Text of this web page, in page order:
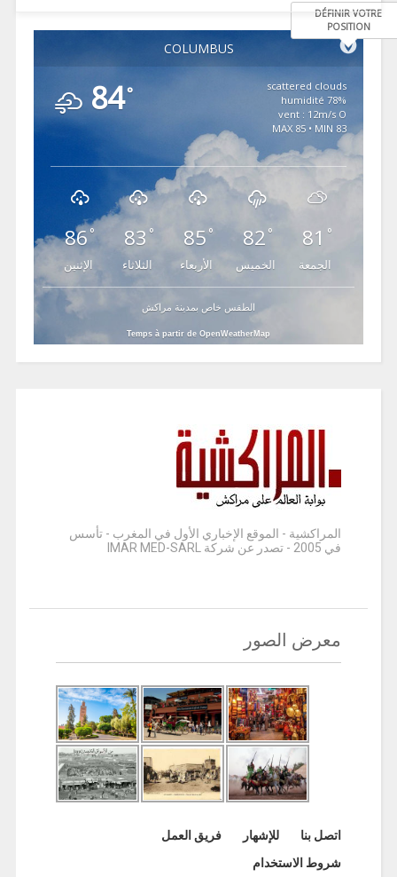
COLUMBUS
DÉFINIR VOTRE
POSITION
84°
scattered clouds
78% humidité
vent : 12m/s O
MAX 85 • MIN 83
86°
الإثنين
83 °
الثلاثاء
85°
الأربعاء
82 °
الخميس
81 °
الجمعة
الطقس خاص بمدينة مراكش
Temps à partir de OpenWeatherMap
المراكشية - الموقع الإخباري الأول في المغرب - تأسس
في 2005 - تصدر عن شركة IMAR MED-SARL
معرض الصور
اتصل بنا للإشهار
فريق العمل
شروط الاستخدام